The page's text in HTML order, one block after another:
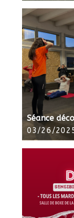
Séance
03/26/